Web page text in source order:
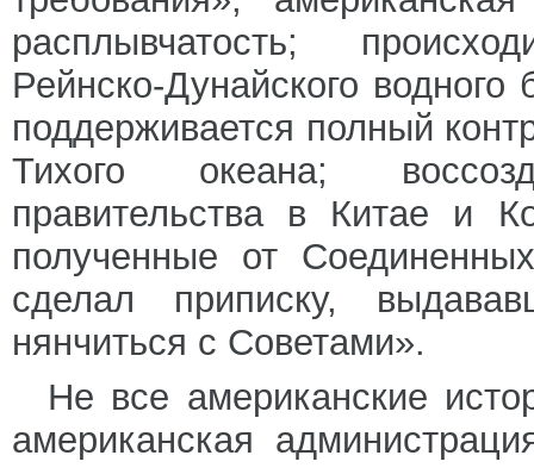
расплывчатость;
Рейнско-Дунайского
поддерживается полный
Тихого океана;
правительства в Китае и
полученные от
сделал приписку,
нянчиться с Советами».
Не все американские
американская